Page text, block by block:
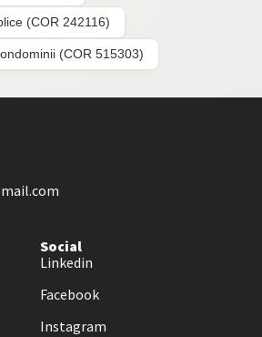
(COR 242116)
(COR 515303)
Social
Linkedin
Facebook
Instagram